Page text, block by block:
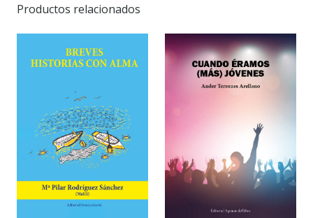
Productos relacionados